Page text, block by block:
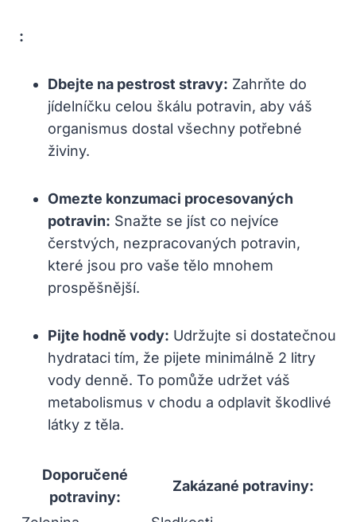
:
Dbejte na pestrost stravy: Zahrňte do
jídelníčku celou škálu potravin, aby váš
organismus dostal všechny potřebné
živiny.
Omezte konzumaci procesovaných
potravin: Snažte se jíst co nejvíce
čerstvých, nezpracovaných potravin,
které jsou pro vaše tělo mnohem
prospěšnější.
Pijte hodně vody: Udržujte si dostatečnou
hydrataci tím, že pijete minimálně 2 litry
vody denně. To pomůže udržet váš
metabolismus v chodu a odplavit škodlivé
látky z těla.
Doporučené
potraviny:
Zakázané potraviny: